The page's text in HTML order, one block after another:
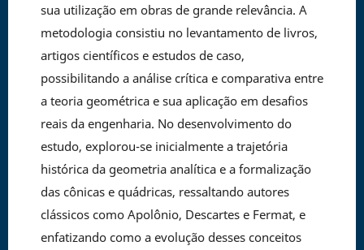
sua utilização em obras de grande relevância. A
metodologia consistiu no levantamento de livros,
artigos científicos e estudos de caso,
possibilitando a análise crítica e comparativa entre
a teoria geométrica e sua aplicação em desafios
reais da engenharia. No desenvolvimento do
estudo, explorou-se inicialmente a trajetória
histórica da geometria analítica e a formalização
das cônicas e quádricas, ressaltando autores
clássicos como Apolônio, Descartes e Fermat, e
enfatizando como a evolução desses conceitos